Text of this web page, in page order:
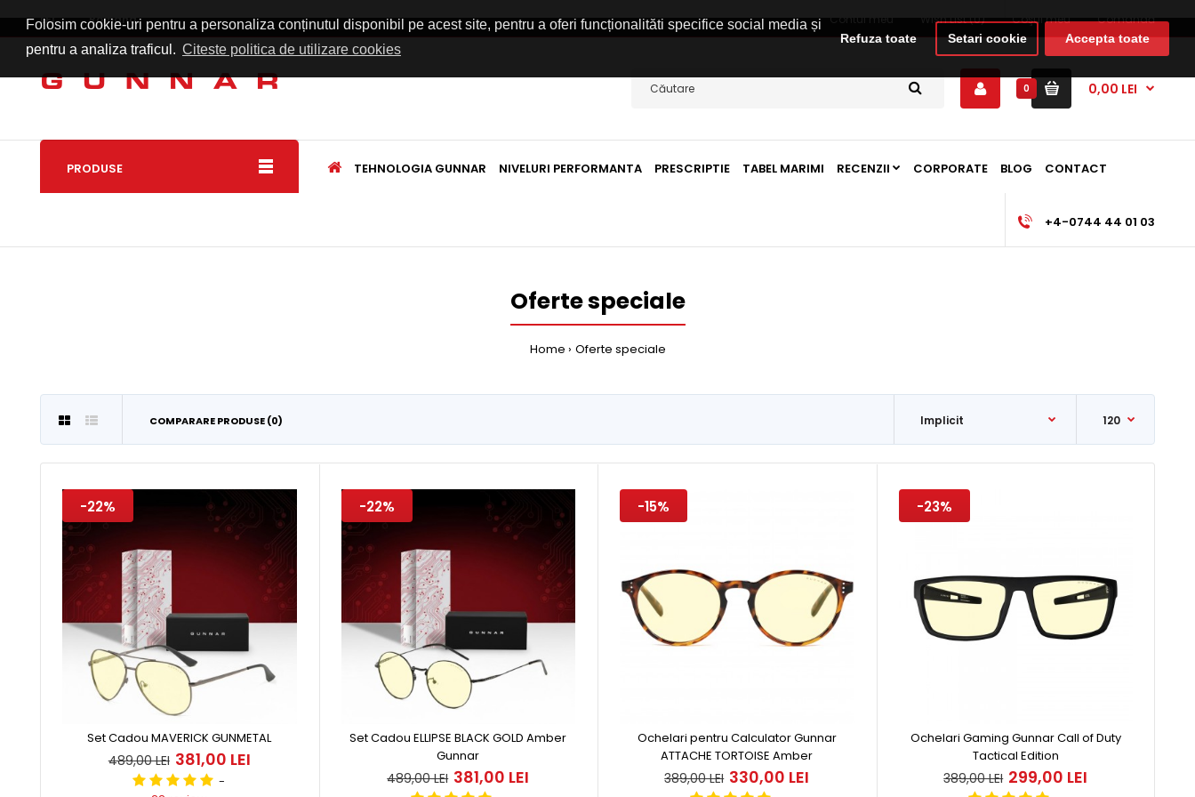
Folosim cookie-uri pentru a personaliza conținutul disponibil pe acest site, pentru a oferi funcționalităti specifice social media și
pentru a analiza traficul. Citeste politica de utilizare cookies
Refuza toate Setari cookie Accepta toate
Wish List (0) Coşul meu Comandă
LEI Romana
0 0,00 LEI
PRODUSE TEHNOLOGIA GUNNAR NIVELURI PERFORMANTA PRESCRIPTIE TABEL MARIMI RECENZII CORPORATE BLOG CONTACT
+4-0744 44 01 03
Oferte speciale
Home Oferte speciale
COMPARARE PRODUSE (0)
-22%
Set Cadou MAVERICK GUNMETAL
489,00 LEI 381,00 LEI
Browserul tău nu suportă elementul video. Gata de decolare! Ochelarii
pentru ..
-22%
Set Cadou MAVERICK GUNMETAL
489,00 LEI 381,00 LEI
-
-22%
Set Cadou ELLIPSE BLACK GOLD Amber
Gunnar
489,00 LEI 381,00 LEI
-15%
Ochelari pentru Calculator Gunnar
ATTACHE TORTOISE Amber
389,00 LEI 330,00 LEI
-23%
Ochelari Gaming Gunnar Call of Duty
Tactical Edition
389,00 LEI 299,00 LEI